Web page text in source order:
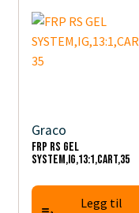
Graco
FRP RS GEL
SYSTEM,IG,13:1,CART,35
Legg til